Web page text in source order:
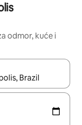
odmor, kuće i
ih pregledati